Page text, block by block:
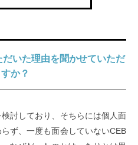
いた理由を聞かせていただ
か？
討しており、そちらには個人面
ず、一度も面会していないCEB